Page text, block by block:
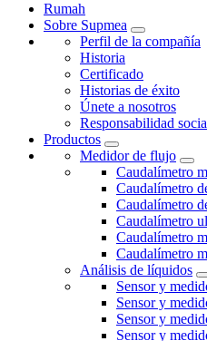
Rumah
Sobre Supmea
Perfil de la compañía
Historia
Certificado
Historias de éxito
Únete a nosotros
Responsabilidad
Productos
Medidor de flujo
Caudalímetro
Caudalímetro
Caudalímetro
Caudalímetro
Caudalímetro
Caudalímetro
Análisis de líquidos
Sensor y
Sensor y
Sensor y
Sensor y